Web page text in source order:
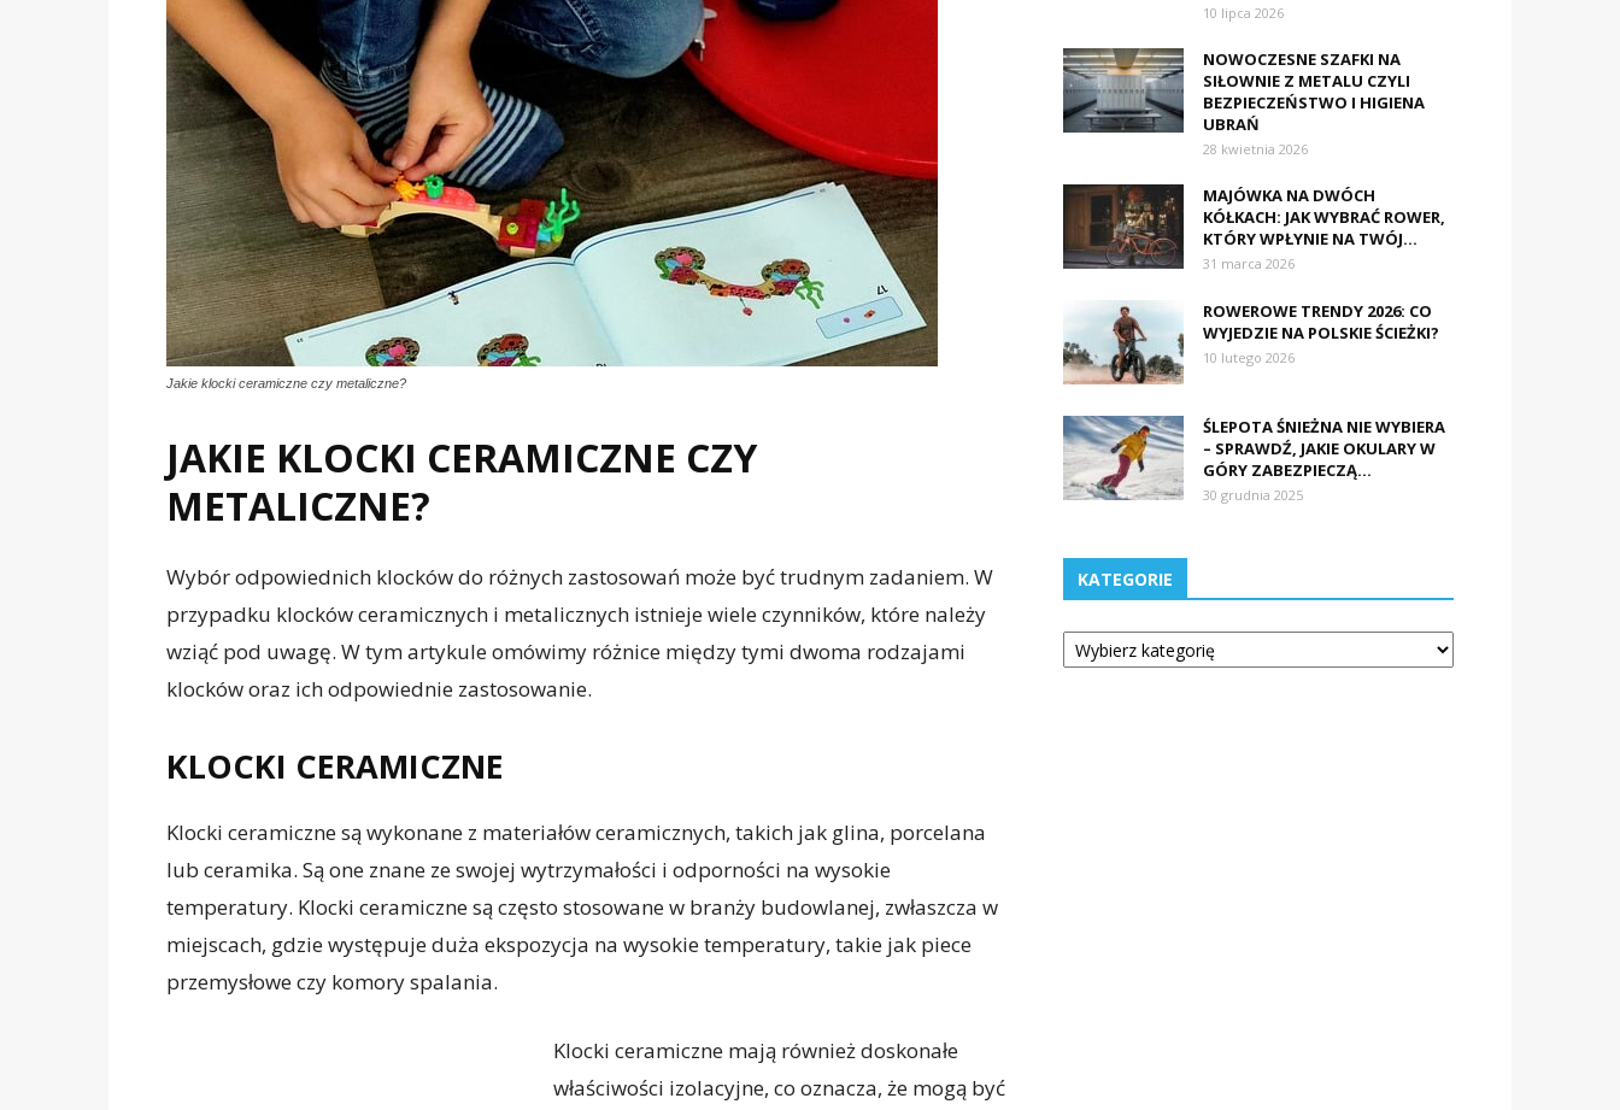
Jakie klocki ceramiczne czy metaliczne?
JAKIE KLOCKI CERAMICZNE CZY
METALICZNE?
Wybór odpowiednich klocków do różnych zastosowań może być trudnym zadaniem. W
przypadku klocków ceramicznych i metalicznych istnieje wiele czynników, które należy
wziąć pod uwagę. W tym artykule omówimy różnice między tymi dwoma rodzajami
klocków oraz ich odpowiednie zastosowanie.
KLOCKI CERAMICZNE
Klocki ceramiczne są wykonane z materiałów ceramicznych, takich jak glina, porcelana
lub ceramika. Są one znane ze swojej wytrzymałości i odporności na wysokie
temperatury. Klocki ceramiczne są często stosowane w branży budowlanej, zwłaszcza w
miejscach, gdzie występuje duża ekspozycja na wysokie temperatury, takie jak piece
przemysłowe czy komory spalania.
Klocki ceramiczne mają również doskonałe
właściwości izolacyjne, co oznacza, że ​​mogą być
10 lipca 2026
NOWOCZESNE SZAFKI NA
SIŁOWNIE Z METALU CZYLI
BEZPIECZEŃSTWO I HIGIENA
UBRAŃ
28 kwietnia 2026
MAJÓWKA NA DWÓCH
KÓŁKACH: JAK WYBRAĆ ROWER,
KTÓRY WPŁYNIE NA TWÓJ...
31 marca 2026
ROWEROWE TRENDY 2026: CO
WYJEDZIE NA POLSKIE ŚCIEŻKI?
10 lutego 2026
ŚLEPOTA ŚNIEŻNA NIE WYBIERA
– SPRAWDŹ, JAKIE OKULARY W
GÓRY ZABEZPIECZĄ...
30 grudnia 2025
KATEGORIE
Kategorie